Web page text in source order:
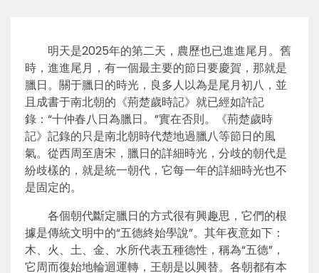
明天是2025年的第二天，農歷也已進進尾月。舊
時，進進尾月，有一個最主要的節日要慶賀，那就是
臘日。關于臘日的時光，良多人以為是尾月初八，並
且成書于南北朝的《荊楚歲時記》就已經如許記
錄：“十仲春八日為臘日。”實在否則。《荊楚歲時
記》記錄的只是南北朝時代楚地過臘八等節日的風
氣。從西周至唐宋，臘日的詳細時光，分歧的朝代是
紛歧樣的，就是統一朝代，它每一年的詳細時光也不
是固定的。
各個朝代斷定臘日的方式很有興趣思，它們的根
據是傳統文明中的“五德終始學說”。其年夜意如下：
木、火、土、金、水所代表五種德性，稱為“五德”，
它周而復始地輪迴運轉，王朝是以興替。各朝都有本